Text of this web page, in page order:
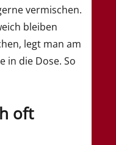
vermischen.
bleiben
legt man am
in die Dose. So
oft